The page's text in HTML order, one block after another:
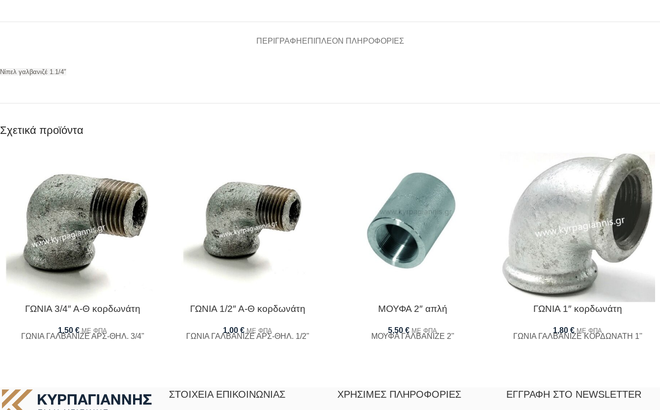
ΠΕΡΙΓΡΑΦΉ ΕΠΙΠΛΈΟΝ ΠΛΗΡΟΦΟΡΊΕΣ
Νίπελ γαλβανιζέ 1.1/4″
Σχετικά προϊόντα
ΓΩΝΙΑ 3/4″ Α-Θ κορδωνάτη
1,50 € ΜΕ ΦΠΑ
ΓΩΝΙΑ ΓΑΛΒΑΝΙΖΕ ΑΡΣ-ΘΗΛ. 3/4"
ΓΩΝΙΑ 1/2″ Α-Θ κορδωνάτη
1,00 € ΜΕ ΦΠΑ
ΓΩΝΙΑ ΓΑΛΒΑΝΙΖΕ ΑΡΣ-ΘΗΛ. 1/2"
ΜΟΥΦΑ 2″ απλή
5,50 € ΜΕ ΦΠΑ
ΜΟΥΦΑ ΓΑΛΒΑΝΙΖΕ 2''
ΓΩΝΙΑ 1″ κορδωνάτη
1,80 € ΜΕ ΦΠΑ
ΓΩΝΙΑ ΓΑΛΒΑΝΙΖΕ ΚΟΡΔΩΝΑΤΗ 1''
ΣΤΟΙΧΕΊΑ ΕΠΙΚΟΙΝΩΝΊΑΣ ΧΡΉΣΙΜΕΣ ΠΛΗΡΟΦΟΡΊΕΣ ΕΓΓΡΑΦΉ ΣΤΟ NEWSLETTER